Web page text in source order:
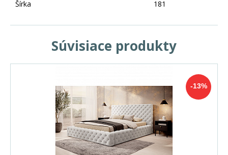
Šírka 181
Súvisiace produkty
-13%